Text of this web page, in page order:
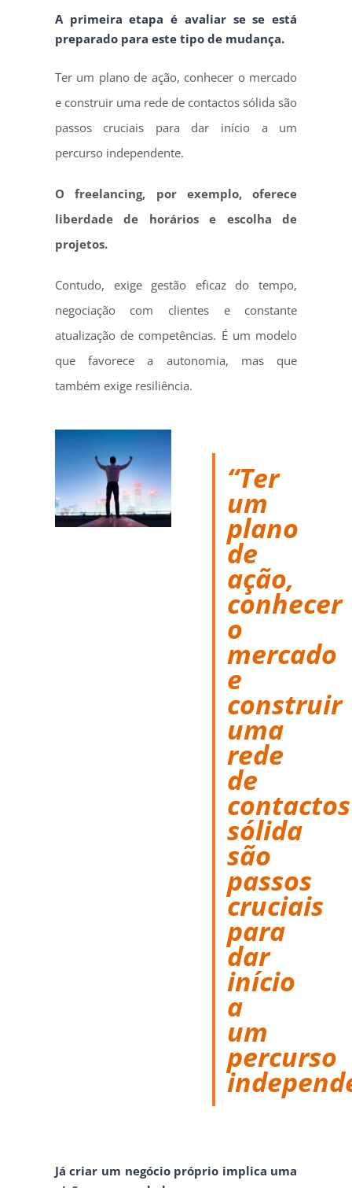
A primeira etapa é avaliar se se está
preparado para este tipo de mudança.
Ter um plano de ação, conhecer o mercado
e construir uma rede de contactos sólida são
passos cruciais para dar início a um
percurso independente.
O freelancing, por exemplo, oferece
liberdade de horários e escolha de
projetos.
Contudo, exige gestão eficaz do tempo,
negociação com clientes e constante
atualização de competências. É um modelo
que favorece a autonomia, mas que
também exige resiliência.
“Ter
um
plano
de
ação,
conhecer
o
mercado
e
construir
uma
rede
de
contactos
sólida
são
passos
cruciais
para
dar
início
a
um
percurso
Já criar um negócio próprio implica uma